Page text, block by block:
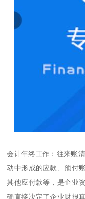
会计年终工作：往来账
动中形成的应款、预付
其他应付款等，是企业
确直接决定了企业财报